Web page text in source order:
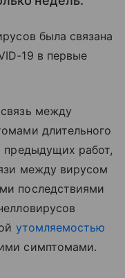
была связана
19 в первые
между
длительного
предыдущих работ,
между вирусом
последствиями
утомляемостью
симптомами.